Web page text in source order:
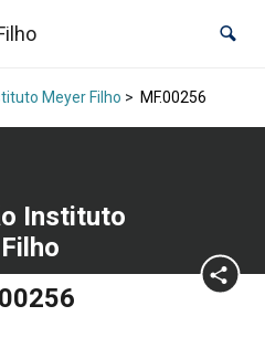
Meyer Filho > MF.00256
Instituto